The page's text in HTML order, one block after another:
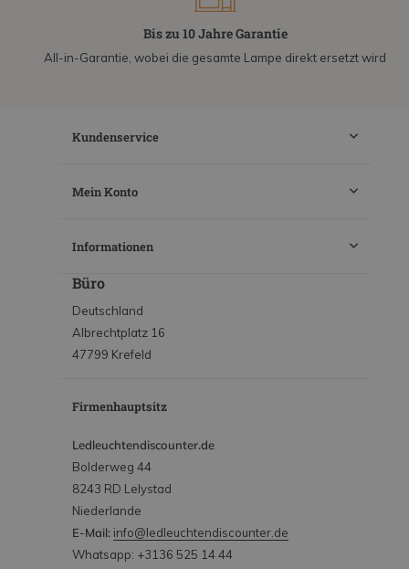
Bis zu 10 Jahre Garantie
All-in-Garantie, wobei die gesamte Lampe direkt ersetzt wird
Kundenservice
Mein Konto
Informationen
Büro
Deutschland
Albrechtplatz 16
47799 Krefeld
Firmenhauptsitz
Ledleuchtendiscounter.de
Bolderweg 44
8243 RD Lelystad
Niederlande
E-Mail: info@ledleuchtendiscounter.de
Whatsapp: +3136 525 14 44